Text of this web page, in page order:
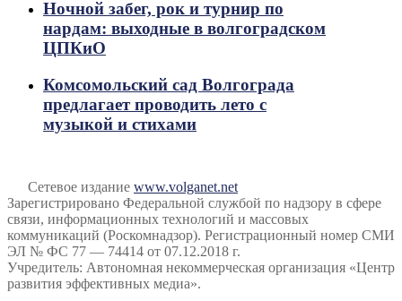
Ночной забег, рок и турнир по
нардам: выходные в волгоградском
ЦПКиО
Комсомольский сад Волгограда
предлагает проводить лето с
музыкой и стихами
Сетевое издание www.volganet.net
Зарегистрировано Федеральной службой по надзору в сфере
связи, информационных технологий и массовых
коммуникаций (Роскомнадзор). Регистрационный номер СМИ
ЭЛ № ФС 77 — 74414 от 07.12.2018 г.
Учредитель: Автономная некоммерческая организация «Центр
развития эффективных медиа».